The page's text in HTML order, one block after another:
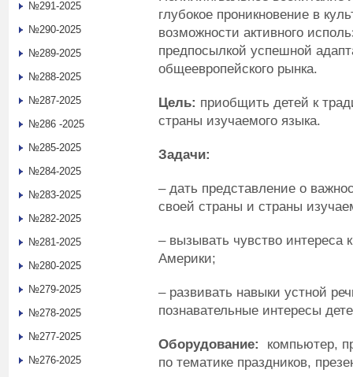
глубокое проникновение в
возможности активного
предпосылкой успешной
общеевропейского рынка.
Цель: приобщить детей к
страны изучаемого языка.
Задачи:
– дать представление о
своей страны и страны
– вызывать чувство интереса
Америки;
– развивать навыки устной
познавательные интересы
Оборудование: компьютер,
по тематике праздников,
№291-2025
№290-2025
№289-2025
№288-2025
№287-2025
№286 -2025
№285-2025
№284-2025
№283-2025
№282-2025
№281-2025
№280-2025
№279-2025
№278-2025
№277-2025
№276-2025